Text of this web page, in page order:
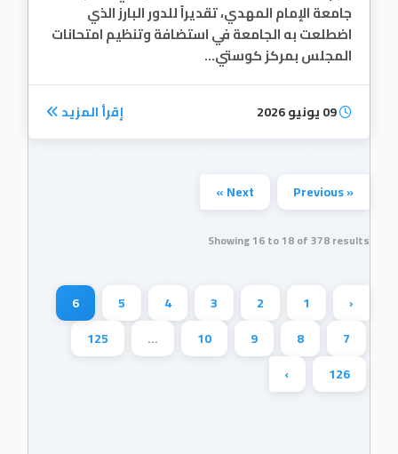
جامعة الإمام المهدي، تقديراً للدور البارز الذي
اضطلعت به الجامعة في استضافة وتنظيم امتحانات
المجلس بمركز كوستي...
09 يونيو 2026 إقرأ المزيد
« Previous
Next »
Showing16to18of378results
‹
1
2
3
4
5
6
7
8
9
10
...
125
126
›